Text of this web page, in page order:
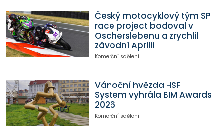
Český motocyklový tým SP
race project bodoval v
Oscherslebenu a zrychlil
závodní Aprilii
Komerční sdělení
Vánoční hvězda HSF
System vyhrála BIM Awards
2026
Komerční sdělení